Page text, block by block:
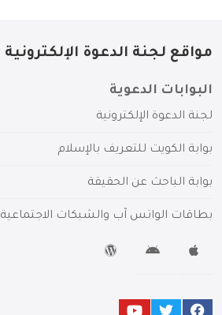
مواقع لجنة الدعوة الإلكترونية
البوابات الدعوية
لجنة الدعوة الإلكترونية
بوابة الكويت للتعريف بالإسلام
بوابة الباحث عن الحقيقة
بطاقات الواتس آب والشبكات الاجتماعية